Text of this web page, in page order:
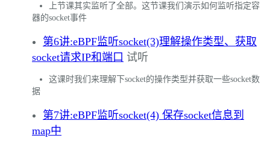
上节课其实监听了全部。这节课我们演示如何监听指定容
器的socket事件
第6讲:eBPF监听socket(3)理解操作类型、获取
socket请求IP和端口 试听
这课时我们来理解下socket的操作类型并获取一些socket数
据
第7讲:eBPF监听socket(4) 保存socket信息到
map中